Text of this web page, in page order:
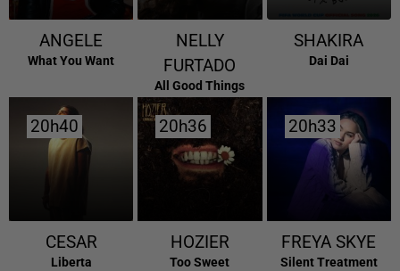
ANGELE
What You Want
NELLY
FURTADO
All Good Things
SHAKIRA
Dai Dai
20h40
20h40
CESAR
Liberta
20h36
20h36
HOZIER
Too Sweet
20h33
20h33
FREYA SKYE
Silent Treatment